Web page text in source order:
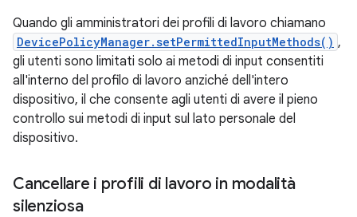
Quando gli amministratori dei profili di lavoro chiamano
DevicePolicyManager.setPermittedInputMethods() ,
gli utenti sono limitati solo ai metodi di input consentiti
all'interno del profilo di lavoro anziché dell'intero
dispositivo, il che consente agli utenti di avere il pieno
controllo sui metodi di input sul lato personale del
dispositivo.
Cancellare i profili di lavoro in modalità
silenziosa